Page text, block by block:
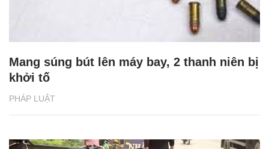
PHÁP LUẬT
Mang súng bút lên máy bay, 2 thanh niên bị
khởi tố